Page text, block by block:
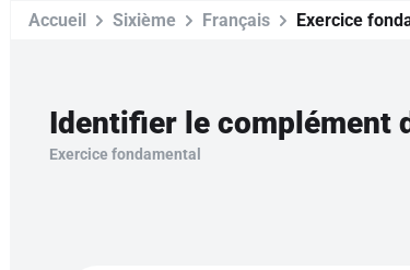
Accueil Sixième Français Exercice
Identifier le complément
Exercice fondamental